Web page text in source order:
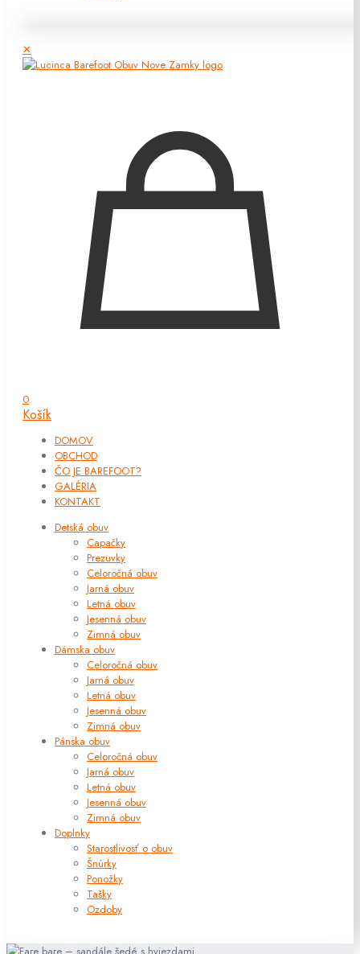
✕
0
Košík
DOMOV
OBCHOD
ČO JE BAREFOOT?
GALÉRIA
KONTAKT
Detská obuv
Capačky
Prezuvky
Celoročná obuv
Jarná obuv
Letná obuv
Jesenná obuv
Zimná obuv
Dámska obuv
Celoročná obuv
Jarná obuv
Letná obuv
Jesenná obuv
Zimná obuv
Pánska obuv
Celoročná obuv
Jarná obuv
Letná obuv
Jesenná obuv
Zimná obuv
Doplnky
Starostlivosť o obuv
Šnúrky
Ponožky
Tašky
Ozdoby